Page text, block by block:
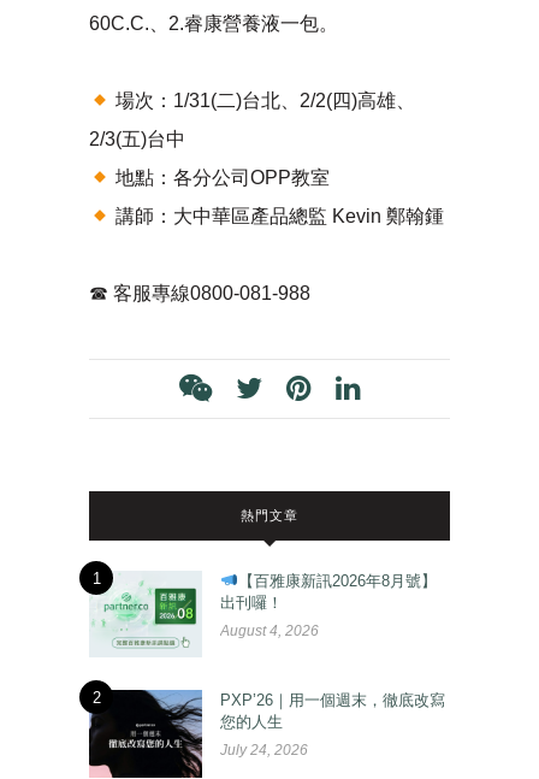
60C.C.、2.睿康營養液一包。
場次：1/31(二)台北、2/2(四)高雄、
2/3(五)台中
地點：各分公司OPP教室
講師：大中華區產品總監 Kevin 鄭翰鍾
☎ 客服專線0800-081-988
熱門文章
1
【百雅康新訊2026年8月號】
出刊囉！
August 4, 2026
2
PXP’26｜用一個週末，徹底改寫
您的人生
July 24, 2026